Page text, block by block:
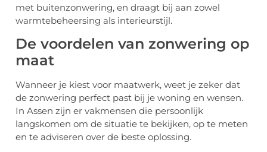
met buitenzonwering, en draagt bij aan zowel
warmtebeheersing als interieurstijl.
De voordelen van zonwering op
maat
Wanneer je kiest voor maatwerk, weet je zeker dat
de zonwering perfect past bij je woning en wensen.
In Assen zijn er vakmensen die persoonlijk
langskomen om de situatie te bekijken, op te meten
en te adviseren over de beste oplossing.